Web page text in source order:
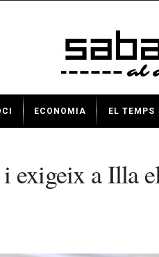
ECONOMIA EL TEMPS
exigeix a Illa